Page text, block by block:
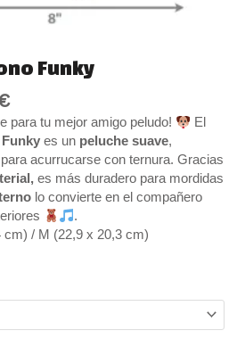
Funky
para tu mejor amigo peludo!
El
es un peluche suave,
acurrucarse con ternura. Gracias
es más duradero para mordidas
lo convierte en el compañero
.
cm) / M (22,9 x 20,3 cm)